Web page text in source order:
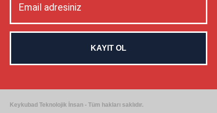
Keykubad Teknolojik İnsan - Tüm hakları saklıdır.